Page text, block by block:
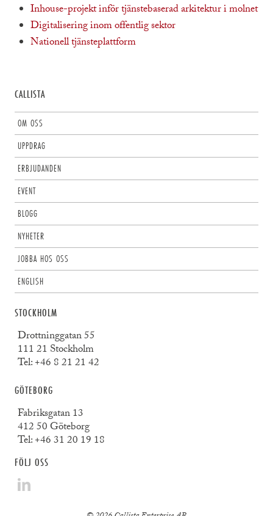
Inhouse-projekt inför tjänstebaserad arkitektur i molnet
Digitalisering inom offentlig sektor
Nationell tjänsteplattform
CALLISTA
OM OSS
UPPDRAG
ERBJUDANDEN
EVENT
BLOGG
NYHETER
JOBBA HOS OSS
ENGLISH
STOCKHOLM
Drottninggatan 55
111 21 Stockholm
Tel:+46 8 21 21 42
GÖTEBORG
Fabriksgatan 13
412 50 Göteborg
Tel:+46 31 20 19 18
FÖLJ OSS